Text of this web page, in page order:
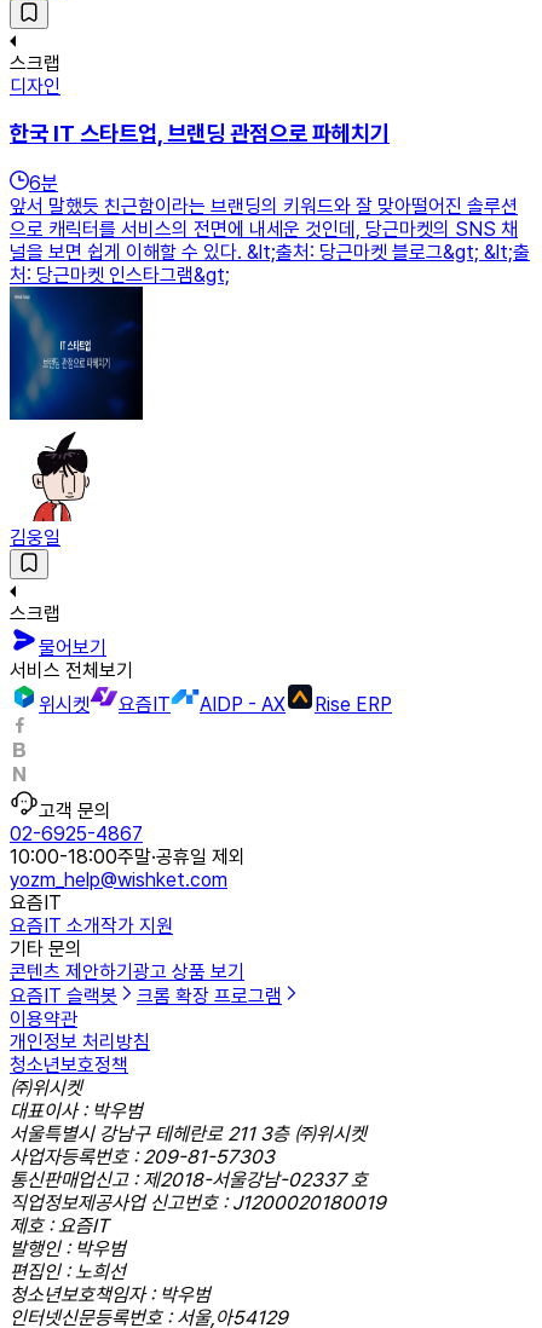
스크랩
디자인
한국 IT 스타트업, 브랜딩 관점으로 파헤치기
6분
앞서 말했듯 친근함이라는 브랜딩의 키워드와 잘 맞아떨어진 솔루션
으로 캐릭터를 서비스의 전면에 내세운 것인데, 당근마켓의 SNS 채
널을 보면 쉽게 이해할 수 있다. &lt;출처: 당근마켓 블로그&gt; &lt;출
처: 당근마켓 인스타그램&gt;
김웅일
스크랩
물어보기
서비스 전체보기
위시켓
요즘IT AIDP - AX Rise ERP
고객 문의
02-6925-4867
10:00-18:00주말·공휴일 제외
yozm_help@wishket.com
요즘IT
요즘IT 소개작가 지원
기타 문의
콘텐츠 제안하기 광고 상품 보기
요즘IT 슬랙봇
크롬 확장 프로그램
이용약관
개인정보 처리방침
청소년보호정책
㈜위시켓
대표이사 : 박우범
서울특별시 강남구 테헤란로 211 3층 ㈜위시켓
사업자등록번호 : 209-81-57303
통신판매업신고 : 제2018-서울강남-02337 호
직업정보제공사업 신고번호 : J1200020180019
제호 : 요즘IT
발행인 : 박우범
편집인 : 노희선
청소년보호책임자 : 박우범
인터넷신문등록번호 : 서울,아54129